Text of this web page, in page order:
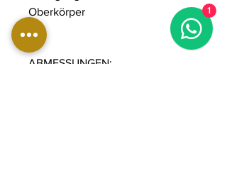
Oberkörper
ABMESSUNGEN:
1